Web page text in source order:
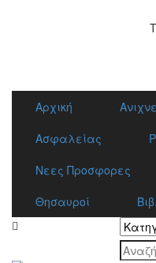
Αρχική
Ασφαλείας
Νεες Προσφορες
Θησαυροί